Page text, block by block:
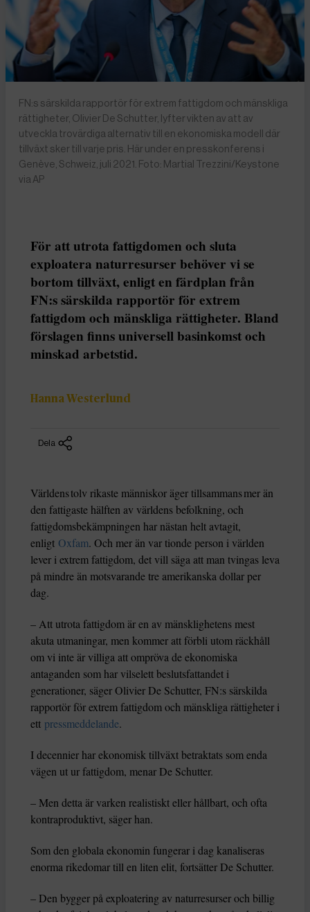
FN:s särskilda rapportör för extrem fattigdom och mänskliga
rättigheter, Olivier De Schutter, lyfter vikten av att av
utveckla trovärdiga alternativ till en ekonomiska modell där
tillväxt sker till varje pris. Här under en presskonferens i
Genève, Schweiz, juli 2021. Foto: Martial Trezzini/Keystone
via AP
För att utrota fattigdomen och sluta
exploatera naturresurser behöver vi se
bortom tillväxt, enligt en färdplan från
FN:s särskilda rapportör för extrem
fattigdom och mänskliga rättigheter. Bland
förslagen finns universell basinkomst och
minskad arbetstid.
Hanna Westerlund
Dela
Världens tolv rikaste människor äger tillsammans mer än
den fattigaste hälften av världens befolkning, och
fattigdomsbekämpningen har nästan helt avtagit,
enligt Oxfam. Och mer än var tionde person i världen
lever i extrem fattigdom, det vill säga att man tvingas leva
på mindre än motsvarande tre amerikanska dollar per
dag.
– Att utrota fattigdom är en av mänsklighetens mest
akuta utmaningar, men kommer att förbli utom räckhåll
om vi inte är villiga att ompröva de ekonomiska
antaganden som har vilselett beslutsfattandet i
generationer, säger Olivier De Schutter, FN:s särskilda
rapportör för extrem fattigdom och mänskliga rättigheter i
ett pressmeddelande.
I decennier har ekonomisk tillväxt betraktats som enda
vägen ut ur fattigdom, menar De Schutter.
– Men detta är varken realistiskt eller hållbart, och ofta
kontraproduktivt, säger han.
Som den globala ekonomin fungerar i dag kanaliseras
enorma rikedomar till en liten elit, fortsätter De Schutter.
– Den bygger på exploatering av naturresurser och billig